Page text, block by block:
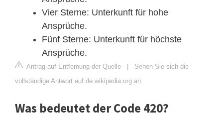
Vier Sterne: Unterkunft für hohe
Ansprüche.
Fünf Sterne: Unterkunft für höchste
Ansprüche.
Antrag auf Entfernung der Quelle | Sehen Sie sich die
vollständige Antwort auf de.wikipedia.org an
Was bedeutet der Code 420?